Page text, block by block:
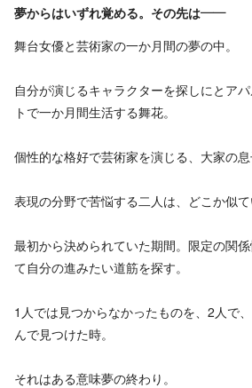
夢からはいずれ覚める。その先は――
舞台女優と芸術家の一か月間の夢の中。
自分が演じるキャラクターを探しにとア
トで一か月間生活する舞花。
個性的な格好で芸術家を演じる、大家の息
表現の分野で苦悩する二人は、どこか似て
最初から決められていた期間。限定の関
て自分の進みたい道筋を探す。
1人では見つからなかったものを、2人で
んで見つけた時。
それはある意味夢の終わり。